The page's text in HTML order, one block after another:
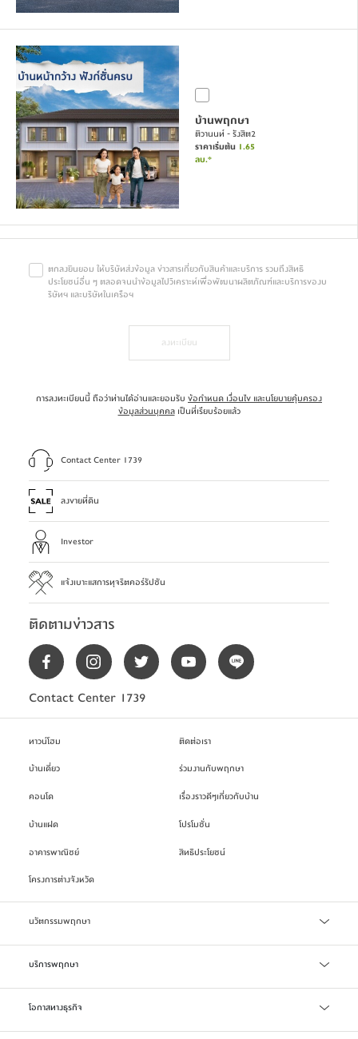
บ้านพฤกษา
ติวานนท์ - รังสิต2
ราคาเริ่มต้น 1.65
ลบ.*
รังสิต-คลอง3
ราคาเริ่มต้น
รังสิต-คลอง4
รังสิต-คลอง 5
ลบ.*
บ้านพฤกษา
ตกลงยินยอม ให้บริษัทส่งข้อมูล ข่าวสารเกี่ยวกับสินค้าและบริการ รวมถึงสิทธิ
ประโยชน์อื่น ๆ ตลอดจนนำข้อมูลไปวิเคราะห์เพื่อพัฒนาผลิตภัณฑ์และบริการของบ
ริษัทฯ และบริษัทในเครือฯ
ลงทะเบียน
การลงทะเบียนนี้ ถือว่าท่านได้อ่านและยอมรับ ข้อกำหนด เงื่อนไข และนโยบายคุ้มครอง
ข้อมูลส่วนบุคคล เป็นที่เรียบร้อยแล้ว
Contact Center 1739
ลงขายที่ดิน
Investor
แจ้งเบาะแสการทุจริตคอร์รัปชัน
ติดตามข่าวสาร
Contact Center 1739
ทาวน์โฮม
บ้านเดี่ยว
คอนโด
บ้านแฝด
อาคารพาณิชย์
โครงการต่างจังหวัด
ติดต่อเรา
ร่วมงานกับพฤกษา
เรื่องราวดีๆเกี่ยวกับบ้าน
โปรโมชั่น
สิทธิประโยชน์
นวัตกรรมพฤกษา
เทคโนโลยี Precast
บริการพฤกษา
บริการสินเชื่อ
บริการแจ้งซ่อม/แจ้งปัญหา
โอกาสทางธุรกิจ
จัดซื้อจัดจ้าง